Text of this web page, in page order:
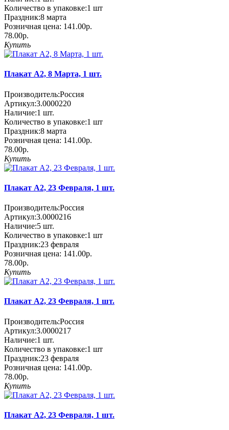
Количество в упаковке:1 шт
Праздник:8 марта
Розничная цена: 141.00р.
78.00р.
Купить
Плакат А2, 8 Марта, 1 шт.
Производитель:Россия
Артикул:3.0000220
Наличие:1 шт.
Количество в упаковке:1 шт
Праздник:8 марта
Розничная цена: 141.00р.
78.00р.
Купить
Плакат А2, 23 Февраля, 1 шт.
Производитель:Россия
Артикул:3.0000216
Наличие:5 шт.
Количество в упаковке:1 шт
Праздник:23 февраля
Розничная цена: 141.00р.
78.00р.
Купить
Плакат А2, 23 Февраля, 1 шт.
Производитель:Россия
Артикул:3.0000217
Наличие:1 шт.
Количество в упаковке:1 шт
Праздник:23 февраля
Розничная цена: 141.00р.
78.00р.
Купить
Плакат А2, 23 Февраля, 1 шт.